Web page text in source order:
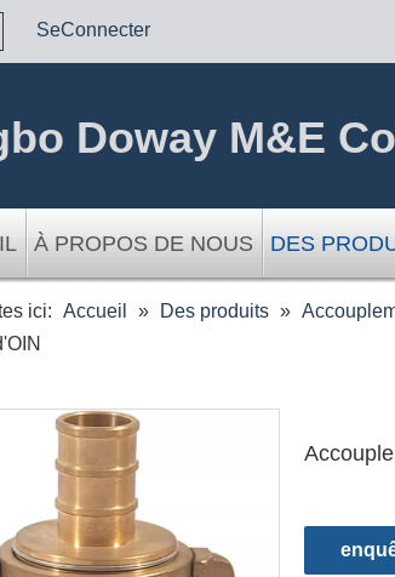
SeConnecter
Doway M&E
À PROPOS DE NOUS DES
ici: Accueil » Des produits »